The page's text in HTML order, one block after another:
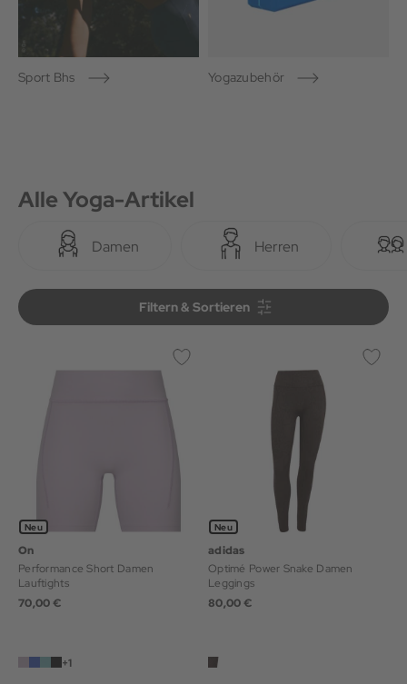
Sport Bhs Yogazubehör
Alle Yoga-Artikel
Damen Herren
Filtern & Sortieren
Filtern & Sortieren
Neu
On
Performance Short Damen
Lauftights
70,00 €
+1
Neu
adidas
Optimé Power Snake Damen
Leggings
80,00 €